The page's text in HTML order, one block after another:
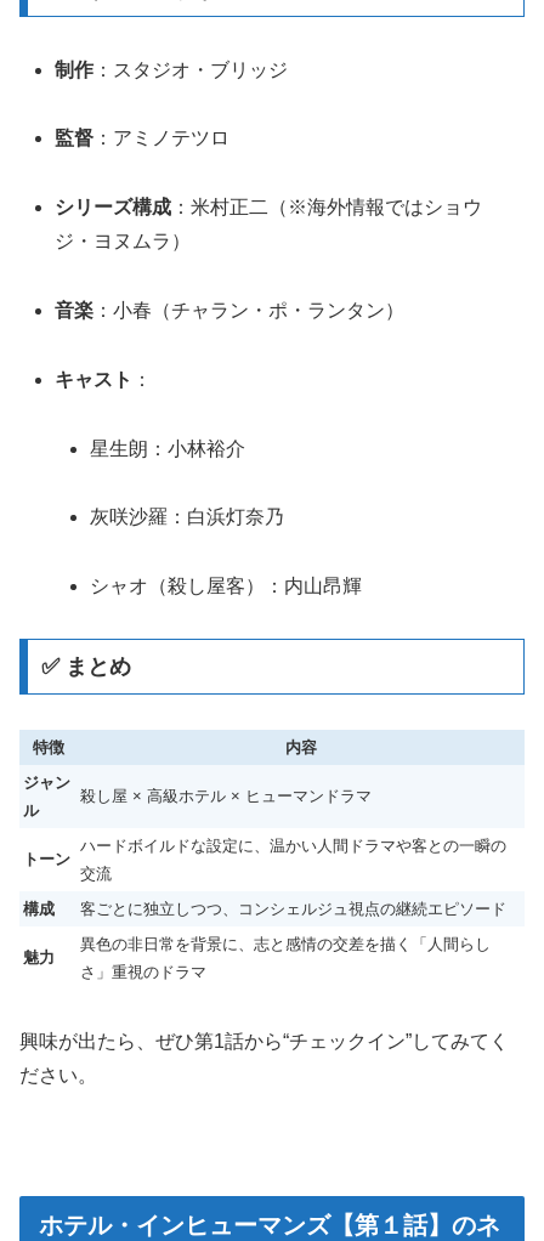
制作 ：スタジオ・ブリッジ
監督 ：アミノテツロ
シリーズ構成 ：米村正二（※海外情報ではショウ
ジ・ヨヌムラ）
音楽 ：小春（チャラン・ポ・ランタン）
キャスト ：
星生朗：小林裕介
灰咲沙羅：白浜灯奈乃
シャオ（殺し屋客）：内山昂輝
✅ まとめ
特徴
内容
ジャン
ル
殺し屋 × 高級ホテル × ヒューマンドラマ
トーン
ハードボイルドな設定に、温かい人間ドラマや客との一瞬の
交流
構成
客ごとに独立しつつ、コンシェルジュ視点の継続エピソード
魅力
異色の非日常を背景に、志と感情の交差を描く「人間らし
さ」重視のドラマ
興味が出たら、ぜひ第1話から“チェックイン”してみてく
ださい。
ホテル・インヒューマンズ【第１話】のネ